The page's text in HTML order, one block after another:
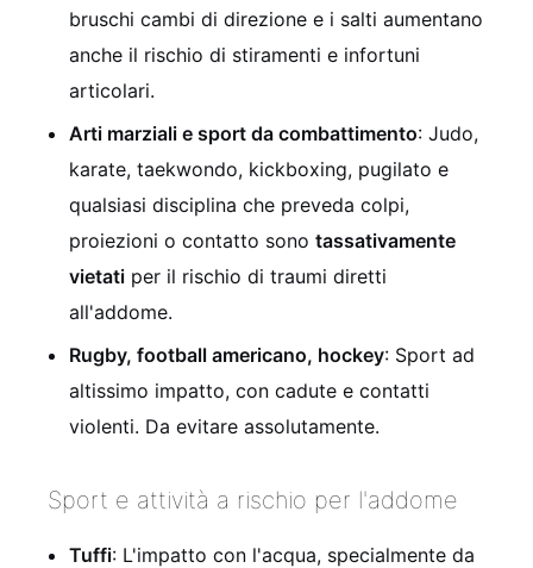
bruschi cambi di direzione e i salti aumentano
anche il rischio di stiramenti e infortuni
articolari.
Arti marziali e sport da combattimento: Judo,
karate, taekwondo, kickboxing, pugilato e
qualsiasi disciplina che preveda colpi,
proiezioni o contatto sono tassativamente
vietati per il rischio di traumi diretti
all'addome.
Rugby, football americano, hockey: Sport ad
altissimo impatto, con cadute e contatti
violenti. Da evitare assolutamente.
Sport e attività a rischio per l'addome
Tuffi: L'impatto con l'acqua, specialmente da